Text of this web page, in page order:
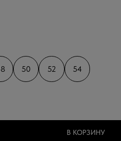
50 52 54
В КОРЗИНУ